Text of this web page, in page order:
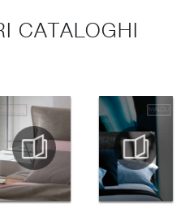
CATALOGHI